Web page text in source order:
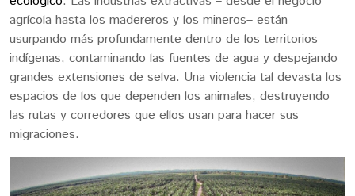
agrícola hasta los madereros y los mineros– están
usurpando más profundamente dentro de los territorios
indígenas, contaminando las fuentes de agua y despejando
grandes extensiones de selva. Una violencia tal devasta los
espacios de los que dependen los animales, destruyendo
las rutas y corredores que ellos usan para hacer sus
migraciones.